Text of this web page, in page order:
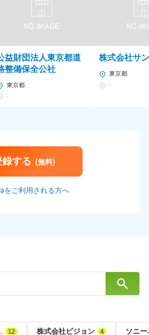
益財団法人東京都道
整備保全公社
東京都
-
株式会社サ
東京都
-
する (無料)
をご利用される方へ
株式会社ビジョン ソニ